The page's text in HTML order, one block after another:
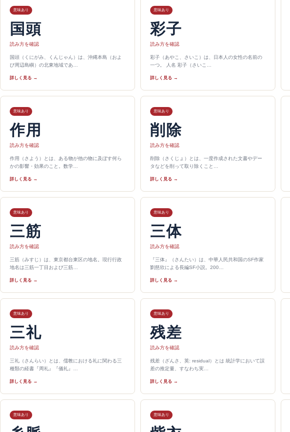
意味あり
国頭
読み方を確認
国頭（くにがみ、くんじゃん）は、沖縄本島（およ
び周辺島嶼）の北東地域であ…
詳しく見る →
意味あり
彩子
読み方を確認
彩子（あやこ、さいこ）は、日本人の女性の名前の
一つ。 人名 彩子（さいこ…
詳しく見る →
意味あり
作用
読み方を確認
作用（さよう）とは、ある物が他の物に及ぼす何ら
かの影響・効果のこと。数学…
詳しく見る →
意味あり
削除
読み方を確認
削除（さくじょ）とは、一度作成された文書やデー
タなどを削って取り除くこと…
詳しく見る →
意味あり
三筋
読み方を確認
三筋（みすじ）は、東京都台東区の地名。現行行政
地名は三筋一丁目および三筋…
詳しく見る →
意味あり
三体
読み方を確認
『三体』（さんたい）は、中華人民共和国のSF作家
劉慈欣による長編SF小説。200…
詳しく見る →
意味あり
三礼
読み方を確認
三礼（さんらい）とは、儒教における礼に関わる三
種類の経書『周礼』『儀礼』…
詳しく見る →
意味あり
残差
読み方を確認
残差（ざんさ、英: residual）とは 統計学において誤
差の推定量、すなわち実…
詳しく見る →
意味あり 意味あり